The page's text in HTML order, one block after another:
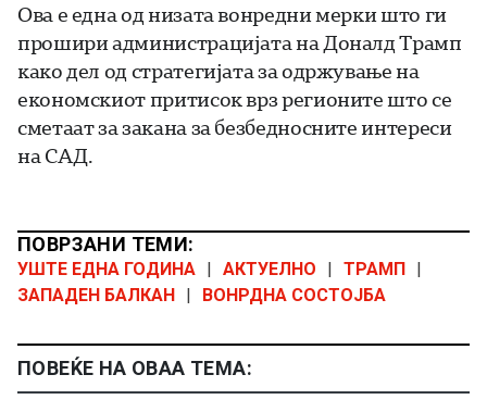
Ова е една од низата вонредни мерки што ги
прошири администрацијата на Доналд Трамп
како дел од стратегијата за одржување на
економскиот притисок врз регионите што се
сметаат за закана за безбедносните интереси
на САД.
ПОВРЗАНИ ТЕМИ:
УШТЕ ЕДНА ГОДИНА АКТУЕЛНО ТРАМП
ЗАПАДЕН БАЛКАН
ВОНРДНА СОСТОЈБА
ПОВЕЌЕ НА ОВАА ТЕМА: